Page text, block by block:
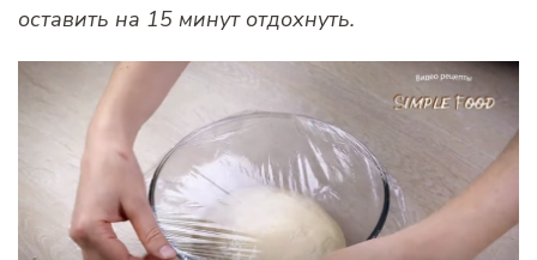
оставить на 15 минут отдохнуть.